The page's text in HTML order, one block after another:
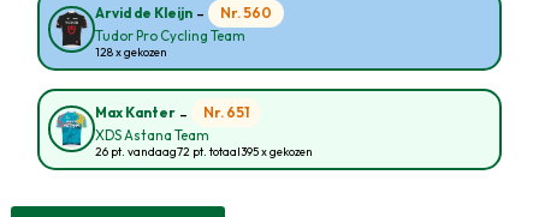
Arvid de Kleijn - Nr. 560
Tudor Pro Cycling Team
128 x gekozen
Max Kanter - Nr. 651
XDS Astana Team
26 pt. vandaag72 pt. totaal395 x gekozen